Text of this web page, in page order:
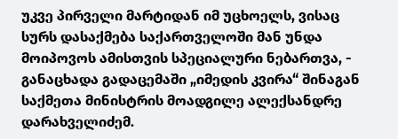
უკვე პირველი მარტიდან იმ უცხოელს, ვისაც
სურს დასაქმება საქართველოში მან უნდა
მოიპოვოს ამისთვის სპეციალური ნებართვა, -
განაცხადა გადაცემაში „იმედის კვირა“ შინაგან
საქმეთა მინისტრის მოადგილე ალექსანდრე
დარახველიძემ.